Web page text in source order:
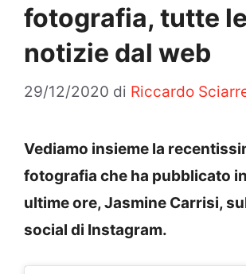
fotografia, tutte le
notizie dal web
29/12/2020 di Riccardo
Vediamo insieme la
fotografia che ha pubblicato
ultime ore, Jasmine Carrisi,
social di Instagram.